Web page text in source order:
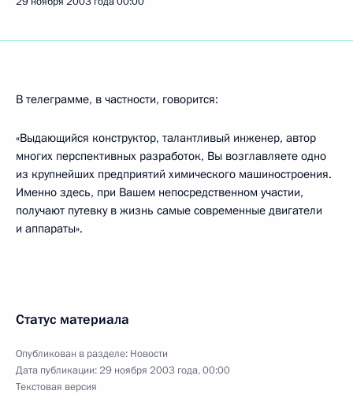
В телеграмме, в частности, говорится:
«Выдающийся конструктор, талантливый инженер, автор
многих перспективных разработок, Вы возглавляете одно
из крупнейших предприятий химического машиностроения.
Именно здесь, при Вашем непосредственном участии,
получают путевку в жизнь самые современные двигатели
и аппараты».
Статус материала
Опубликован в разделе: Новости
Дата публикации:29 ноября 2003 года, 00:00
Текстовая версия